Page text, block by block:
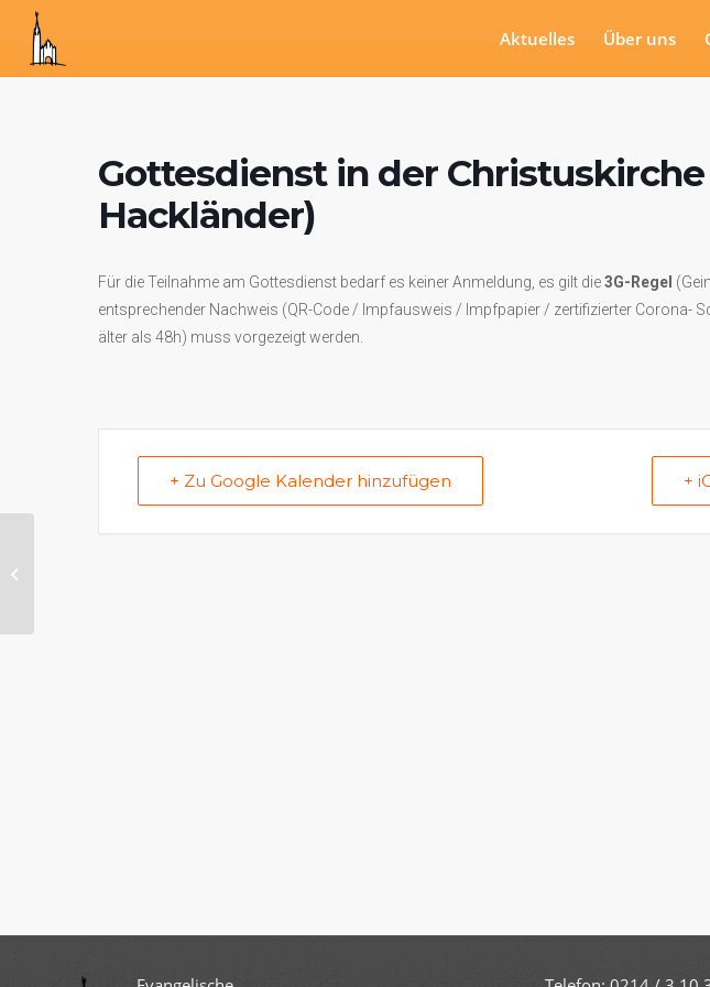
Aktuelles Über uns
Gottesdienst in der
Hackländer)
Für die Teilnahme am Gottesdienst bedarf es keiner Anmeldung, es gilt die3G-Regel
entsprechender Nachweis (QR-Code / Impfausweis / Impfpapier / zertifizierter Corona-
älter als 48h) muss vorgezeigt werden.
+ Zu Google Kalender hinzufügen +